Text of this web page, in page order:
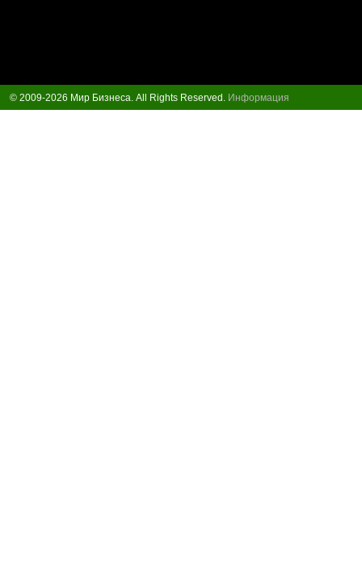
© 2009-2026 Мир Бизнеса. All Rights Reserved. Информация